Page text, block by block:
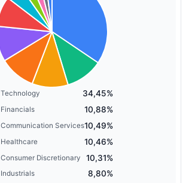
Technology 34,45%
Financials 10,88%
Communication Services10,49%
Healthcare 10,46%
Consumer Discretionary 10,31%
Industrials 8,80%